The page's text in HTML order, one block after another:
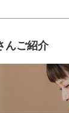
んご紹介